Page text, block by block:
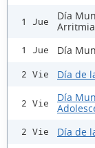
1 Jue
Día
1 Jue Día
2 Vie Día de
2 Vie
Día
2 Vie Día de